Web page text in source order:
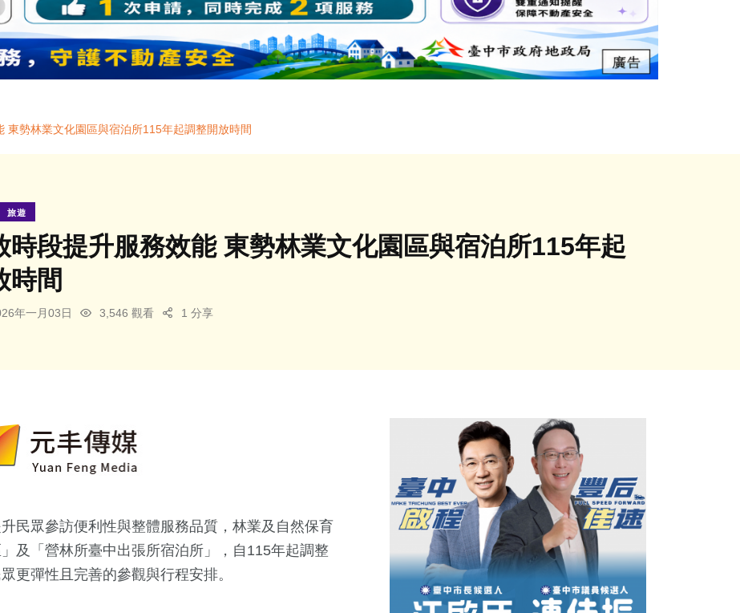
東勢林業文化園區與宿泊所115年起調整開放時間
旅遊
時段提升服務效能 東勢林業文化園區與宿泊所115年起
時間
年一月03日 3,546 觀看 1 分享
民眾參訪便利性與整體服務品質，林業及自然保育
及「營林所臺中出張所宿泊所」，自115年起調整
更彈性且完善的參觀與行程安排。